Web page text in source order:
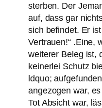
sterben. Der
auf, dass gar
sich befindet. Er
Vertrauen!“ .Eine,
weiterer Beleg ist,
keinerlei Schutz
ldquo;
angezogen war,
Tot Absicht war,